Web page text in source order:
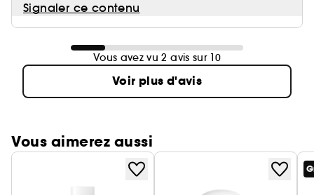
Signaler ce contenu
Vous avez vu 2 avis sur 10
Voir plus d'avis
Vous aimerez aussi